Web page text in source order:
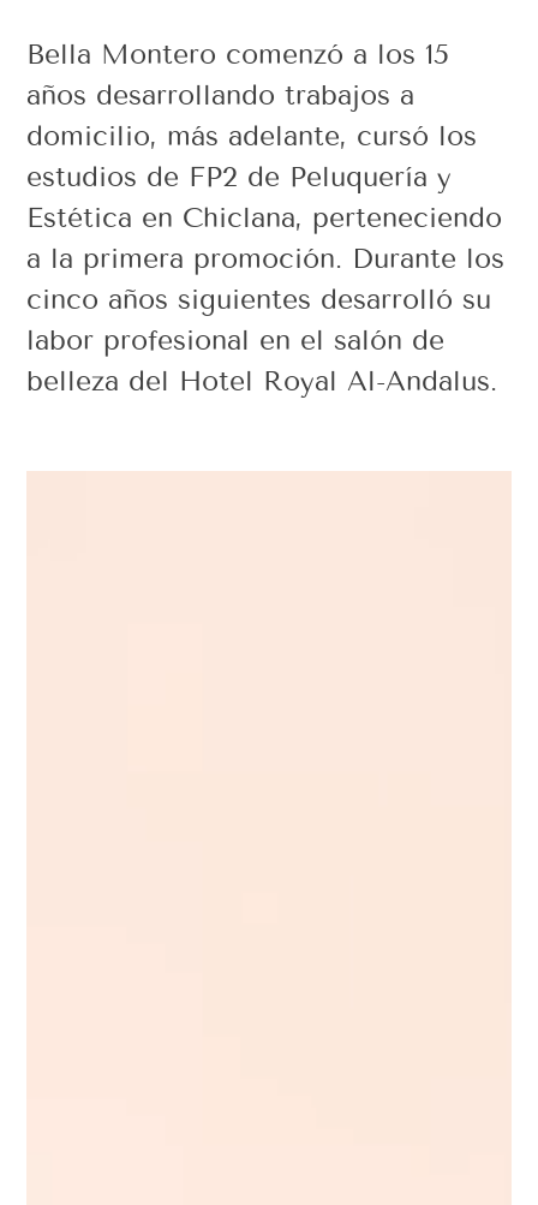
Bella Montero comenzó a los 15
años desarrollando trabajos a
domicilio, más adelante, cursó los
estudios de FP2 de Peluquería y
Estética en Chiclana, perteneciendo
a la primera promoción. Durante los
cinco años siguientes desarrolló su
labor profesional en el salón de
belleza del Hotel Royal Al-Andalus.